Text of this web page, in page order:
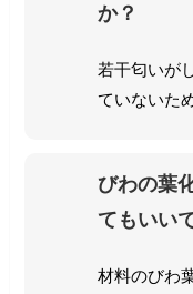
か？
若干匂いが
ていないた
びわの葉
てもいい
材料のびわ